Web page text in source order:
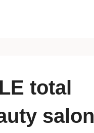
total
salon